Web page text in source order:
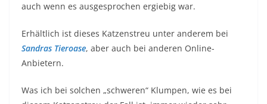
auch wenn es ausgesprochen ergiebig war.
Erhältlich ist dieses Katzenstreu unter anderem bei
Sandras Tieroase, aber auch bei anderen Online-
Anbietern.
Was ich bei solchen „schweren“ Klumpen, wie es bei